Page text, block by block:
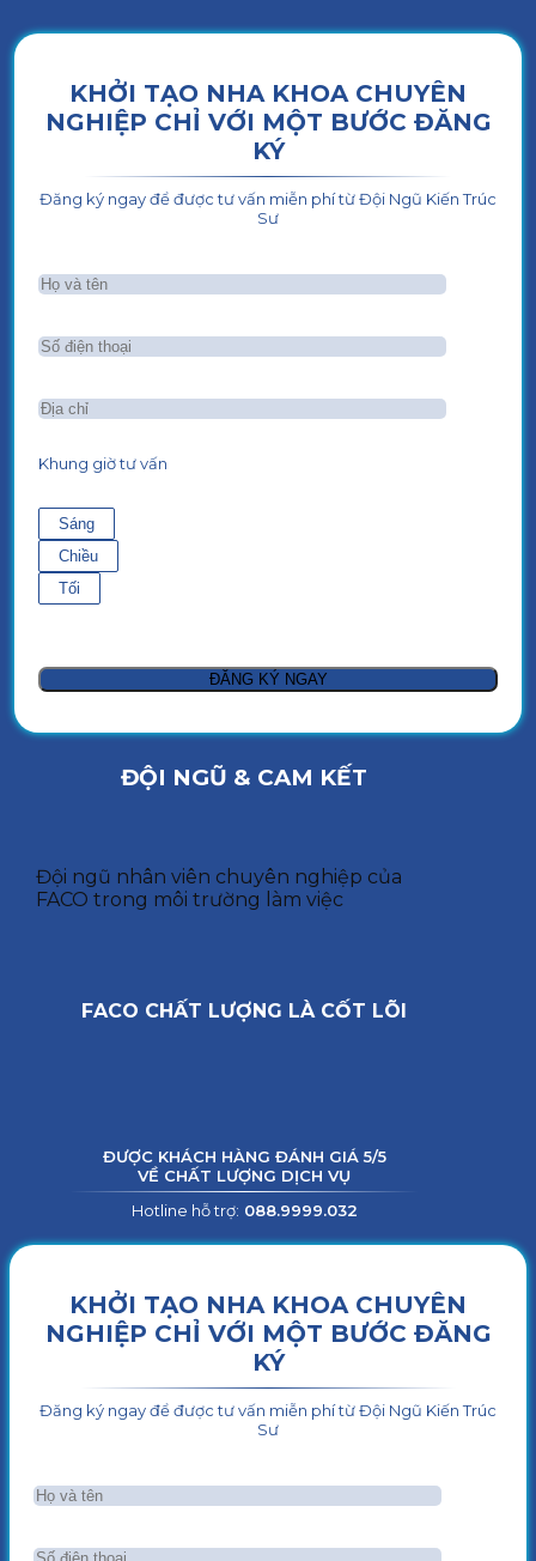
KHỞI TẠO NHA KHOA CHUYÊN
NGHIỆP CHỈ VỚI MỘT BƯỚC ĐĂNG
KÝ
Đăng ký ngay để được tư vấn miễn phí từ Đội Ngũ Kiến Trúc
Sư
Khung giờ tư vấn
Sáng
Chiều
Tối
ĐỘI NGŨ & CAM KẾT
Đội ngũ nhân viên chuyên nghiệp của
FACO trong môi trường làm việc
FACO CHẤT LƯỢNG LÀ CỐT LÕI
ĐƯỢC KHÁCH HÀNG ĐÁNH GIÁ 5/5
VỀ CHẤT LƯỢNG DỊCH VỤ
Hotline hỗ trợ: 088.9999.032
KHỞI TẠO NHA KHOA CHUYÊN
NGHIỆP CHỈ VỚI MỘT BƯỚC ĐĂNG
KÝ
Đăng ký ngay để được tư vấn miễn phí từ Đội Ngũ Kiến Trúc
Sư